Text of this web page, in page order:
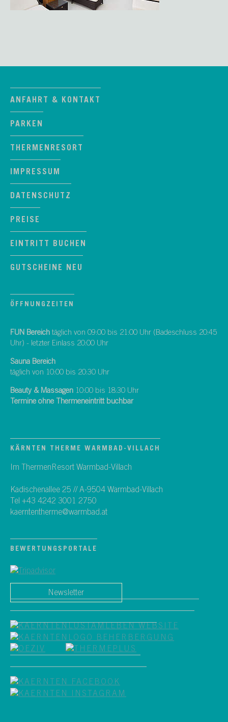
ANFAHRT & KONTAKT
PARKEN
THERMENRESORT
IMPRESSUM
DATENSCHUTZ
PREISE
EINTRITT BUCHEN
GUTSCHEINE NEU
ÖFFNUNGZEITEN
FUN Bereich täglich von 09:00 bis 21:00 Uhr (Badeschluss 20:45
Uhr) - letzter Einlass 20:00 Uhr
Sauna Bereich
täglich von 10:00 bis 20:30 Uhr
Beauty & Massagen 10:00 bis 18:30 Uhr
Termine ohne Thermeneintritt buchbar
KÄRNTEN THERME WARMBAD-VILLACH
Im ThermenResort Warmbad-Villach
Kadischenallee 25 // A-9504 Warmbad-Villach
Tel +43 4242 3001 2750
kaerntentherme@warmbad.at
BEWERTUNGSPORTALE
Newsletter